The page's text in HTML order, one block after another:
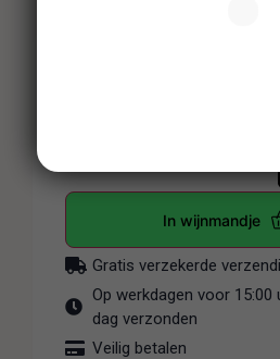
In wijnmandje
Gratis verzekerde
Op werkdagen voor 15:00
dag verzonden
Veilig betalen